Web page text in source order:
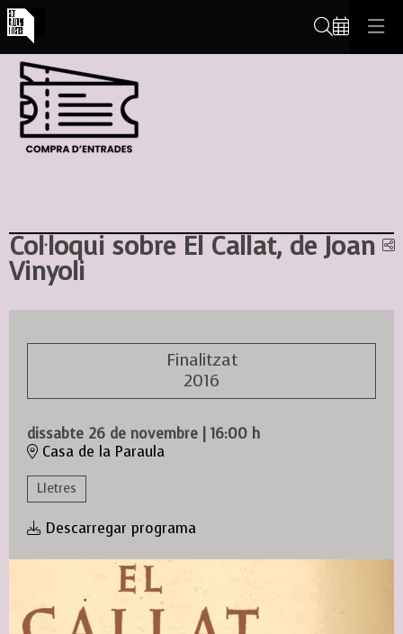
Col·loqui sobre El Callat, de Joan
Vinyoli
Finalitzat
2016
dissabte 26 de novembre | 16:00 h
Casa de la Paraula
Lletres
Descarregar programa